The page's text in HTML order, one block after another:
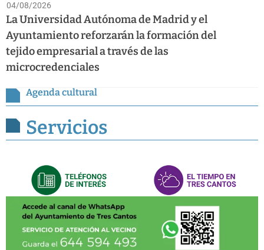
04/08/2026
La Universidad Autónoma de Madrid y el
Ayuntamiento reforzarán la formación del
tejido empresarial a través de las
microcredenciales
Agenda cultural
Servicios